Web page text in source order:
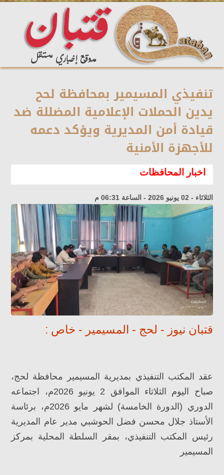
تنفيذي المسيمير بمحافظة لحح
يدين الحملات الإعلامية المضللة ضد
قيادة أمن المديرية ويؤكد دعمه
للأجهزة الأمنية
اخبار المحافظات
الثلاثاء - 02 يونيو 2026 - الساعة 06:31 م
قتبان نيوز - لحج - المسيمير - خاص :
عقد المكتب التنفيذي بمديرية المسيمير محافظة لحج،
صباح اليوم الثلاثاء الموافق 2 يونيو 2026م، اجتماعه
الدوري (الدورة الخامسة) لشهر مايو 2026م، برئاسة
الأستاذ جلال محسن فضل الحوشبي مدير عام المديرية
رئيس المكتب التنفيذي، بمقر السلطة المحلية بمركز
المسيمير